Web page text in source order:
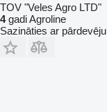
TOV "Veles Agro LTD"
4gadi Agroline
Sazināties ar pārdevēju